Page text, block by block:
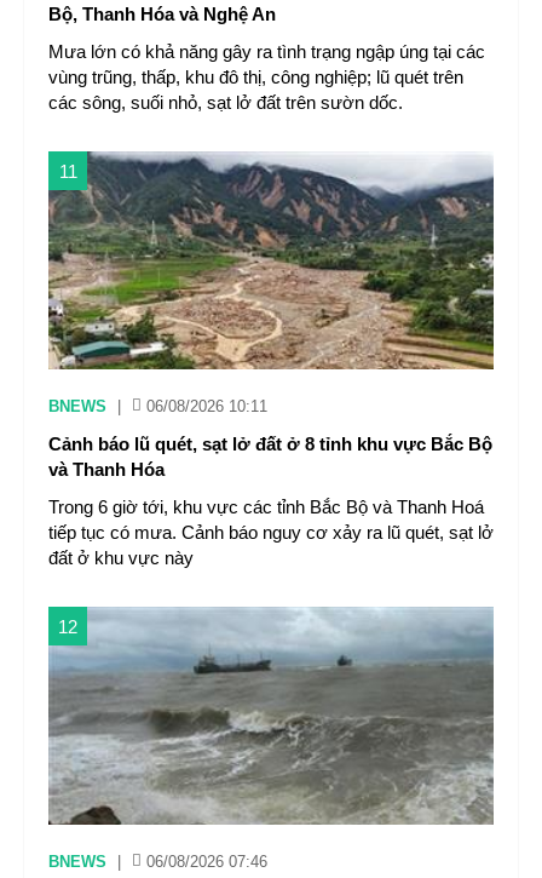
Bộ, Thanh Hóa và Nghệ An
Mưa lớn có khả năng gây ra tình trạng ngập úng tại các
vùng trũng, thấp, khu đô thị, công nghiệp; lũ quét trên
các sông, suối nhỏ, sạt lở đất trên sườn dốc.
11
BNEWS 06/08/2026 10:11
Cảnh báo lũ quét, sạt lở đất ở 8 tỉnh khu vực Bắc Bộ
và Thanh Hóa
Trong 6 giờ tới, khu vực các tỉnh Bắc Bộ và Thanh Hoá
tiếp tục có mưa. Cảnh báo nguy cơ xảy ra lũ quét, sạt lở
đất ở khu vực này
12
BNEWS 06/08/2026 07:46